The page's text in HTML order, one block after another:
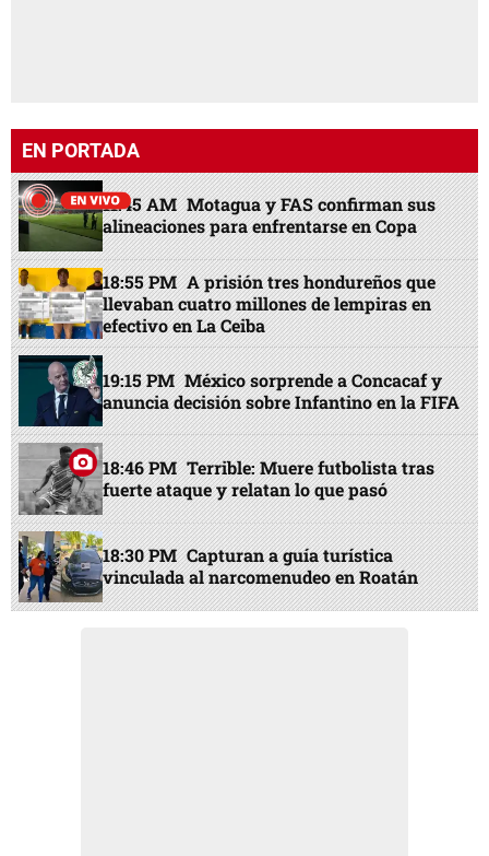
EN PORTADA
11:45 AM Motagua y FAS confirman sus
alineaciones para enfrentarse en Copa
18:55 PM A prisión tres hondureños que
llevaban cuatro millones de lempiras en
efectivo en La Ceiba
19:15 PM México sorprende a Concacaf y
anuncia decisión sobre Infantino en la FIFA
18:46 PM Terrible: Muere futbolista tras
fuerte ataque y relatan lo que pasó
18:30 PM Capturan a guía turística
vinculada al narcomenudeo en Roatán